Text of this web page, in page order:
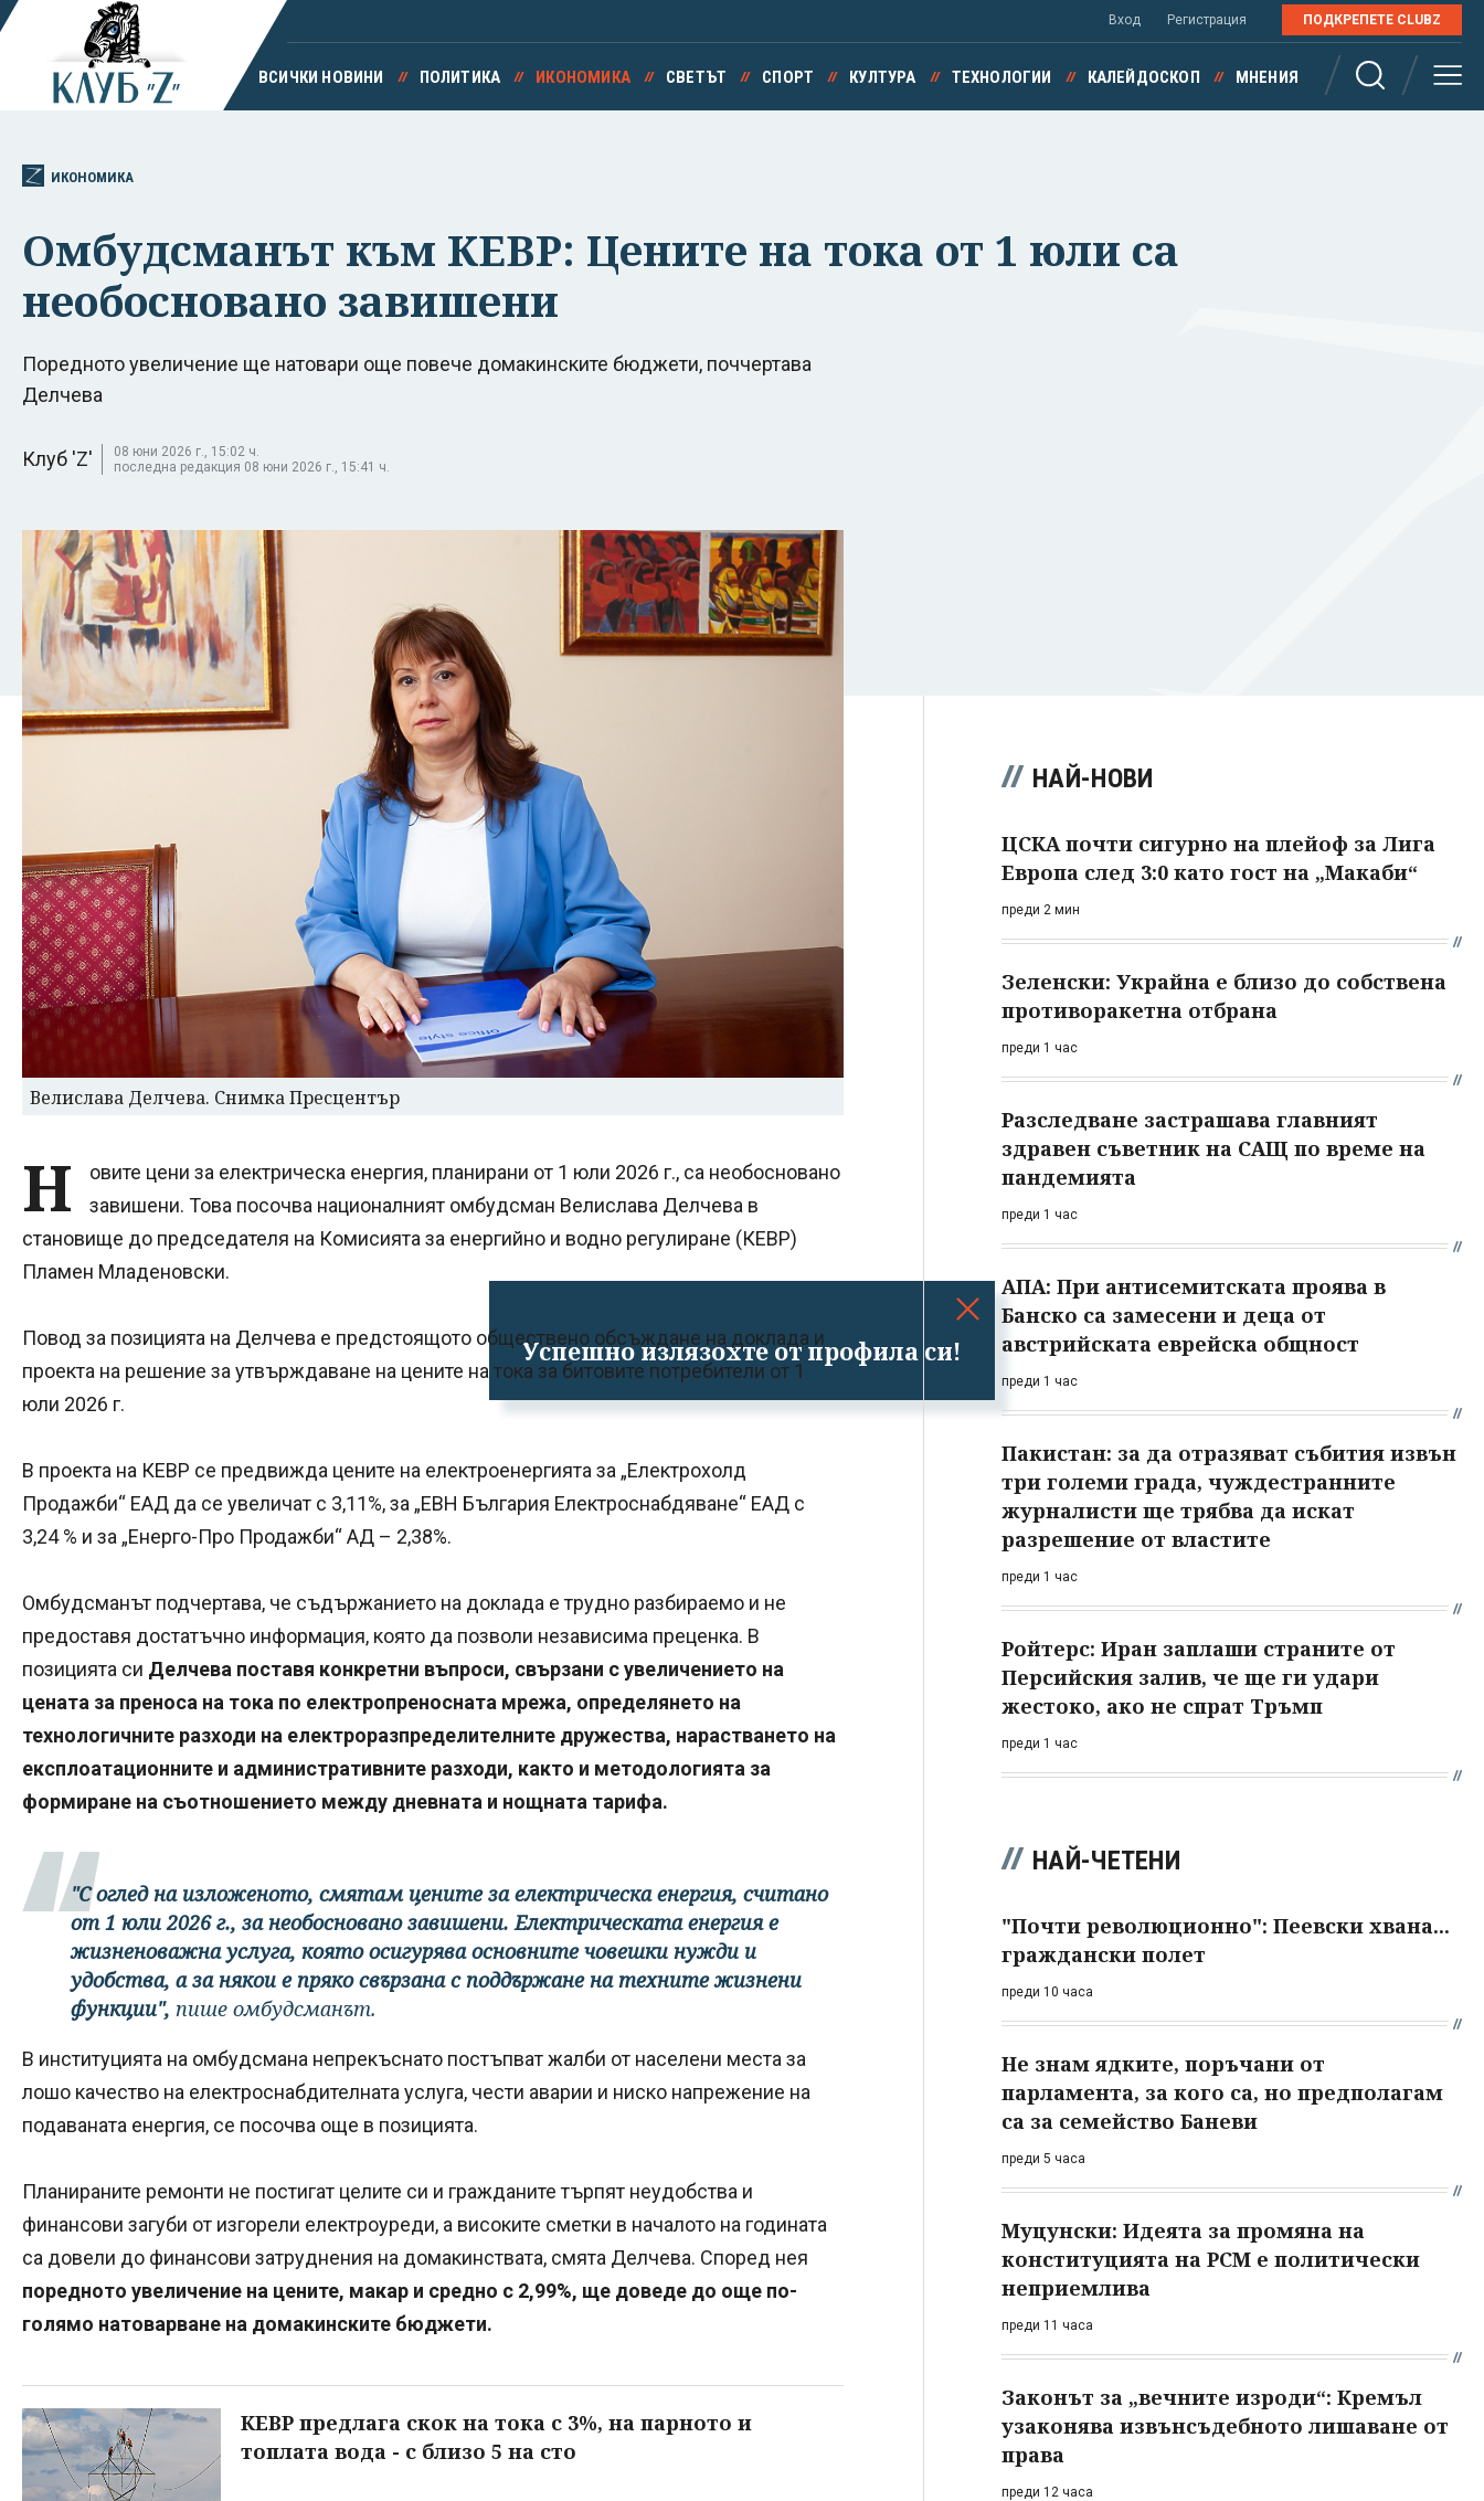
Успешно излязохте от профила си!
Вход Регистрация ПОДКРЕПЕТЕ CLUBZ
ВСИЧКИ НОВИНИ ПОЛИТИКА ИКОНОМИКА СВЕТЪТ СПОРТ КУЛТУРА ТЕХНОЛОГИИ КАЛЕЙДОСКОП МНЕНИЯ
ИКОНОМИКА
Омбудсманът към КЕВР: Цените на тока от 1 юли са
необосновано завишени
Поредното увеличение ще натовари още повече домакинските бюджети, поччертава
Делчева
Клуб 'Z'
08 юни 2026 г., 15:02 ч.
последна редакция 08 юни 2026 г., 15:41 ч.
Велислава Делчева. Снимка Пресцентър
Н
овите цени за електрическа енергия, планирани от 1 юли 2026 г., са необосновано
завишени. Това посочва националният омбудсман Велислава Делчева в
становище до председателя на Комисията за енергийно и водно регулиране (КЕВР)
Пламен Младеновски.
Повод за позицията на Делчева е предстоящото обществено обсъждане на доклада и
проекта на решение за утвърждаване на цените на тока за битовите потребители от 1
юли 2026 г.
В проекта на КЕВР се предвижда цените на електроенергията за „Електрохолд
Продажби“ ЕАД да се увеличат с 3,11%, за „ЕВН България Електроснабдяване“ ЕАД с
3,24 % и за „Енерго-Про Продажби“ АД – 2,38%.
Омбудсманът подчертава, че съдържанието на доклада е трудно разбираемо и не
предоставя достатъчно информация, която да позволи независима преценка. В
позицията си Делчева поставя конкретни въпроси, свързани с увеличението на
цената за преноса на тока по електропреносната мрежа, определянето на
технологичните разходи на електроразпределителните дружества, нарастването на
експлоатационните и административните разходи, както и методологията за
формиране на съотношението между дневната и нощната тарифа.
"С оглед на изложеното, смятам цените за електрическа енергия, считано
от 1 юли 2026 г., за необосновано завишени. Електрическата енергия е
жизненоважна услуга, която осигурява основните човешки нужди и
удобства, а за някои е пряко свързана с поддържане на техните жизнени
функции", пише омбудсманът.
В институцията на омбудсмана непрекъснато постъпват жалби от населени места за
лошо качество на електроснабдителната услуга, чести аварии и ниско напрежение на
подаваната енергия, се посочва още в позицията.
Планираните ремонти не постигат целите си и гражданите търпят неудобства и
финансови загуби от изгорели електроуреди, а високите сметки в началото на годината
са довели до финансови затруднения на домакинствата, смята Делчева. Според нея
поредното увеличение на цените, макар и средно с 2,99%, ще доведе до още по-
голямо натоварване на домакинските бюджети.
КЕВР предлага скок на тока с 3%, на парното и
топлата вода - с близо 5 на сто
НАЙ-НОВИ
ЦСКА почти сигурно на плейоф за Лига
Европа след 3:0 като гост на „Макаби“
преди 2 мин
Зеленски: Украйна е близо до собствена
противоракетна отбрана
преди 1 час
Разследване застрашава главният
здравен съветник на САЩ по време на
пандемията
преди 1 час
АПА: При антисемитската проява в
Банско са замесени и деца от
австрийската еврейска общност
преди 1 час
Пакистан: за да отразяват събития извън
три големи града, чуждестранните
журналисти ще трябва да искат
разрешение от властите
преди 1 час
Ройтерс: Иран заплаши страните от
Персийския залив, че ще ги удари
жестоко, ако не спрат Тръмп
преди 1 час
НАЙ-ЧЕТЕНИ
"Почти революционно": Пеевски хвана...
граждански полет
преди 10 часа
Не знам ядките, поръчани от
парламента, за кого са, но предполагам
са за семейство Баневи
преди 5 часа
Муцунски: Идеята за промяна на
конституцията на РСМ е политически
неприемлива
преди 11 часа
Законът за „вечните изроди“: Кремъл
узаконява извънсъдебното лишаване от
права
преди 12 часа